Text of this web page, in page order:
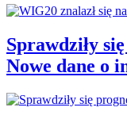
Sprawdziły
Nowe dane o